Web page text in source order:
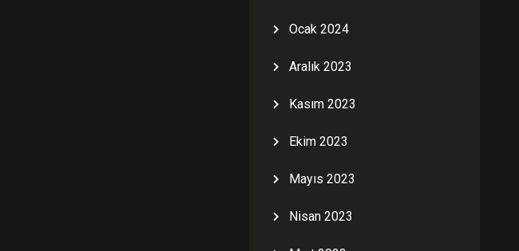
Ocak 2024
Aralık 2023
Kasım 2023
Ekim 2023
Mayıs 2023
Nisan 2023